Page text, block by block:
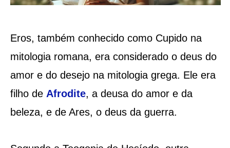
Eros, também conhecido como Cupido na
mitologia romana, era considerado o deus do
amor e do desejo na mitologia grega. Ele era
filho de Afrodite, a deusa do amor e da
beleza, e de Ares, o deus da guerra.